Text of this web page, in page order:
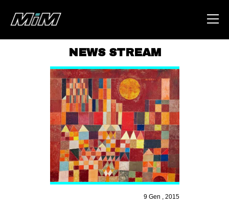
ABOUT
AREA
DEGENERAZIONE
GAZA FREESTYLE
CSOA LAMBRETTA
MSM
STUDENTI TSUNAMI
NEWS STREAM
9 Gen , 2015